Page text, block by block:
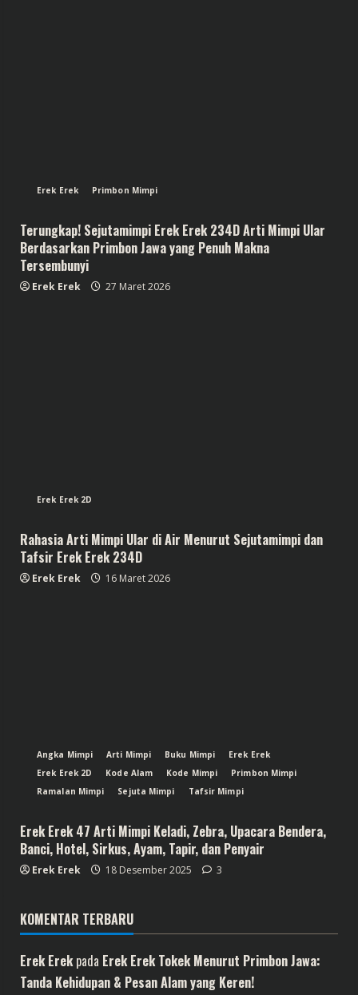
Erek Erek Primbon Mimpi
Terungkap! Sejutamimpi Erek Erek 234D Arti Mimpi Ular
Berdasarkan Primbon Jawa yang Penuh Makna
Tersembunyi
Erek Erek 27 Maret 2026
Erek Erek 2D
Rahasia Arti Mimpi Ular di Air Menurut Sejutamimpi dan
Tafsir Erek Erek 234D
Erek Erek 16 Maret 2026
Angka Mimpi Arti Mimpi Buku Mimpi
Erek Erek
Erek Erek 2D
Kode Alam Kode Mimpi
Primbon Mimpi
Ramalan Mimpi
Sejuta Mimpi Tafsir Mimpi
Erek Erek 47 Arti Mimpi Keladi, Zebra, Upacara Bendera,
Banci, Hotel, Sirkus, Ayam, Tapir, dan Penyair
Erek Erek 18 Desember 2025 3
KOMENTAR TERBARU
Erek Erekpada Erek Erek Tokek Menurut Primbon Jawa:
Tanda Kehidupan & Pesan Alam yang Keren!